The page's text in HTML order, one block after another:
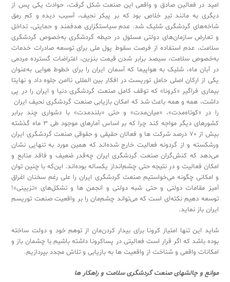
‬امید ‬در ‬فعالین ‬صادق ‬و ‬واقعی ‬این ‬صنعت ‬شکل ‬گرفت، ‬حوادث ‬یکی ‬پس ‬از
‬دیگری ‬به ‬مانند ‬تیر ‬خلاص ‬بود ‬که ‬بر ‬پیکر ‬نحیف، ‬آسیب ‬دیده ‬و ‬کم ‬رمق
‬شاخه‌های ‬گردشگری ‬شلیک ‬شد. ‬عدم ‬سیاستگزاری ‬هدفمند ‬و ‬حمایتی، ‬تداخل
‬و ‬تعارض ‬سازمان‌های ‬دولتی ‬مسئول ‬در ‬حیطه ‬گردشگری ‬به‌خصوص ‬گردشگری
‬سلامت، ‬عدم ‬استفاده ‬از ‬فرصت ‬سقوط ‬پول ‬ملی ‬برای ‬توسعه ‬صادرات ‬خدمات
‬به‌خصوص ‬سلامت، ‬سیصد ‬برابر ‬شدن ‬قیمت ‬بنزین، ‬اعتراضات ‬گسترده ‬مردمی
‬در ‬آبان ‬ماه، ‬شلیک ‬به ‬هواپیما ‬که ‬آسمان ‬ایران ‬را ‬برای ‬خطوط ‬هوایی ‬به‌عنوان
‬یکی ‬از ‬ارکان ‬اصلی ‬حامل ‬توریست ‬در ‬افکار ‬بین ‬المللی ‬نا‌امن ‬جلوه ‬داد ‬و ‬نهایتا
‬بیماری ‬فراگیر‬ «‬کرونا»‬ ‬که ‬توقف ‬کامل ‬صنعت ‬گردشگری ‬دنیا ‬و ‬ایران ‬را ‬در ‬پی
‬داشت، ‬همه ‬و ‬همه ‬باعث ‬شد ‬که ‬امکان ‬بازیابی ‬صنعت ‬گردشگری ‬نحیف ‬ایران
را در «‬کوتاه‌مدت»‬، ‬«‬میان‌مدت»‬ ‬و ‬حتی «‬بلند‌مدت»‬ ‬با ‬دشواری ‬چند ‬برابر
‬کشورهای ‬دیگر ‬مواجه ‬کند ‬چرا ‬که ‬بر ‬اساس ‬آمارهای ‬موجود ‬طی ‬3 ‬ماه ‬گذشته
‬بیش ‬از ‬70 ‬درصد ‬شرکت ‬ها ‬و ‬فعالان ‬حقیقی ‬و ‬حقوقی ‬صنعت ‬گردشگری ‬ایران
‬ورشکسته ‬و ‬از ‬گردونه ‬فعالیت ‬خارج ‬شده‌اند ‬که ‬همین ‬مورد ‬به ‬تنهایی ‬نشان
‬می‌دهد ‬که ‬کنش‌گران ‬صنعت ‬گردشگری ‬ایران ‬چه‌قدر ‬ضعیف ‬و ‬فاقد ‬منابع ‬و
‬امکان ‬فعالیت ‬و ‬در ‬نتیجه ‬حتی ‬چشم‌انداز ‬یکساله ‬بوده‌اند. ‬این‌که ‬با ‬چنین ‬توان
‬و ‬امکانی ‬چگونه ‬می‌خواستیم ‬صنعت ‬گردشگری ‬ایران ‬را ‬علی ‬رغم ‬سخنان ‬اغراق
‬آمیز ‬مقامات ‬دولتی ‬و ‬حتی ‬شبه ‬دولتی ‬و ‬انجمن ‬ها ‬و ‬تشکل‌های‬ «تزیینی»!
توسعه ‬دهیم ‬نکته‌ای ‬است ‬که ‬می‌تواند ‬چشم‌مان ‬را ‬بر ‬واقعیت ‬صنعت ‬توریسم
‬ایران ‬باز ‬نماید.‬‬‬‬‬‬‬‬‬‬‬‬‬‬‬‬‬‬‬‬‬‬‬‬‬‬‬‬‬‬‬‬‬‬‬‬‬‬‬‬‬‬‬‬‬‬‬‬‬‬‬‬‬‬‬‬‬‬‬‬‬‬‬‬‬‬‬‬‬‬‬‬‬‬‬‬‬‬‬‬‬‬‬‬‬‬‬‬‬‬‬‬‬‬‬‬‬‬‬‬‬‬‬‬‬‬‬‬‬‬‬‬‬‬‬‬‬‬‬‬‬‬‬‬‬‬‬‬‬‬‬‬‬‬‬‬‬‬‬‬‬‬‬‬‬‬‬‬‬‬‬‬‬‬‬‬‬‬‬‬‬‬‬‬‬‬‬‬‬‬‬‬‬‬‬‬‬‬‬‬‬‬‬‬‬‬‬‬‬‬‬‬‬‬‬‬‬‬‬‬‬‬‬‬‬‬‬‬‬‬‬‬‬‬‬‬‬‬‬‬‬‬‬‬‬‬‬‬‬‬‬‬‬‬‬‬‬‬‬‬‬‬‬‬‬‬‬‬‬‬‬‬‬‬‬‬‬‬‬‬‬‬‬‬‬‬‬‬‬‬‬
شاید ‬این ‬تنها ‬امتیاز ‬کرونا ‬برای ‬بیدار ‬کردن‌مان ‬از ‬توهم ‬خود ‬و ‬دولت ‬ساخته
‬بوده ‬باشد ‬که ‬اگر ‬قرار ‬است ‬فعالیتی ‬در ‬پساکرونا ‬داشته ‬باشیم ‬با ‬چشمان ‬باز ‬و
‬امکانات ‬واقعی ‬و ‬شناخت ‬از ‬واقعیت ‬ها ‬به ‬بازیابی ‬و ‬تلاش ‬مجدد ‬بپردازیم.‬‬‬‬‬‬‬‬‬‬‬‬‬‬‬‬‬‬‬‬‬‬‬‬‬‬‬‬‬‬‬‬‬‬‬‬‬‬‬‬‬‬‬
موانع و چالش­های صنعت گردشگری سلامت و راه­کار ها